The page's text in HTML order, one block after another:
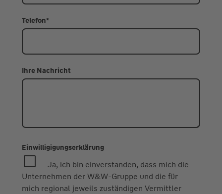
Telefon*
Ihre Nachricht
Einwilligigungserklärung
Ja, ich bin einverstanden, dass mich die
Unternehmen der W&W-Gruppe und die für
mich regional jeweils zuständigen Vermittler